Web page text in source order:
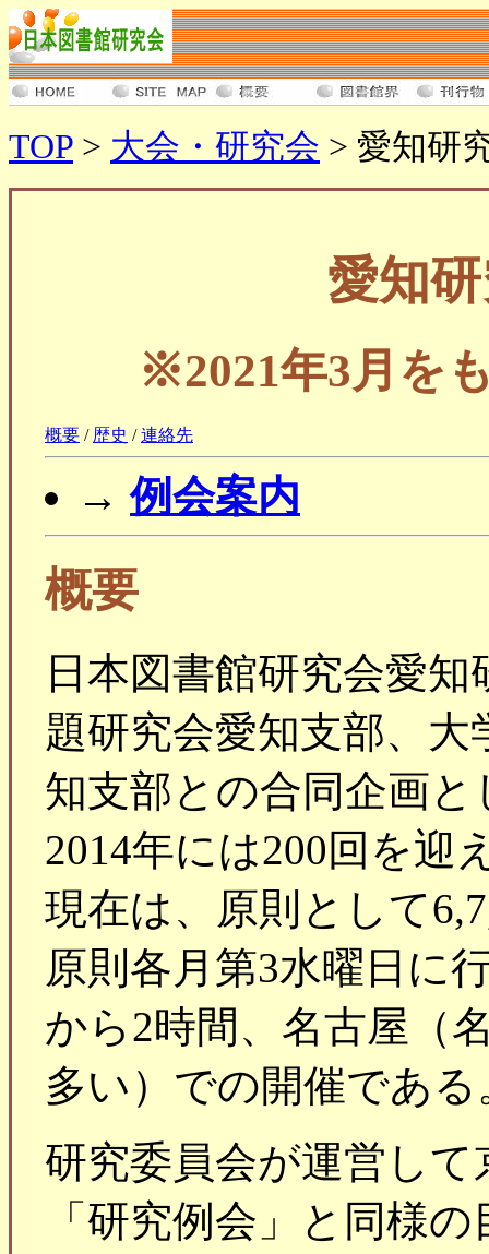
TOP > 大会・研究会 > 愛知研
愛知
※2021年3月を
概要 / 歴史 /連絡先
→例会案内
概要
日本図書館研究会愛
題研究会愛知支部、
知支部との合同企画
2014年には200回を迎
現在は、原則として
原則各月第3水曜日に
から2時間、名古屋（
多い）での開催である
研究委員会が運営し
「研究例会」と同様